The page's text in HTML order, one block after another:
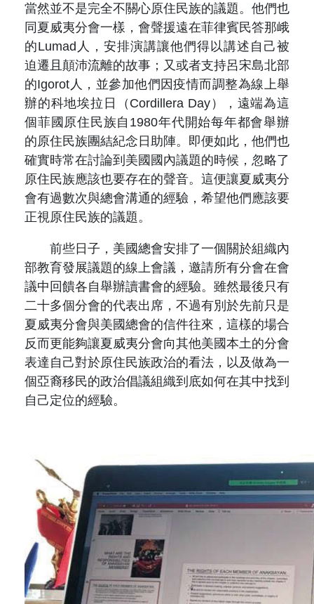
當然並不是完全不關心原住民族的議題。他們也
同夏威夷分會一樣，會聲援遠在菲律賓民答那峨
的Lumad人，安排演講讓他們得以講述自己被
迫遷且顛沛流離的故事；又或者支持呂宋島北部
的Igorot人，並參加他們因疫情而調整為線上舉
辦的科地埃拉日（Cordillera Day），遠端為這
個菲國原住民族自1980年代開始每年都會舉辦
的原住民族團結紀念日助陣。即便如此，他們也
確實時常在討論到美國國內議題的時候，忽略了
原住民族應該也要存在的聲音。這便讓夏威夷分
會有過數次與總會溝通的經驗，希望他們應該要
正視原住民族的議題。
前些日子，美國總會安排了一個關於組織內
部教育發展議題的線上會議，邀請所有分會在會
議中回饋各自舉辦讀書會的經驗。雖然最後只有
二十多個分會的代表出席，不過有別於先前只是
夏威夷分會與美國總會的信件往來，這樣的場合
反而更能夠讓夏威夷分會向其他美國本土的分會
表達自己對於原住民族政治的看法，以及做為一
個亞裔移民的政治倡議組織到底如何在其中找到
自己定位的經驗。